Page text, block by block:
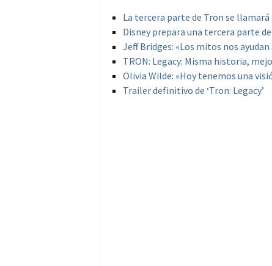
La tercera parte de Tron se llamará
Disney prepara una tercera parte de
Jeff Bridges: «Los mitos nos
TRON: Legacy: Misma historia,
Olivia Wilde: «Hoy tenemos una
Trailer definitivo de ‘Tron: Legacy’